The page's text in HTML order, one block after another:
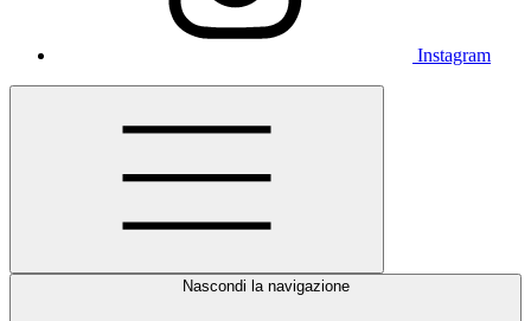
Instagram
Nascondi la navigazione